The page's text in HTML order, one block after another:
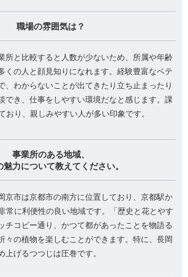
職場の雰囲気は？
所と比較すると人数が少ないため、所属や年齢
くの人と顔見知りになれます。経験豊富なベテ
、わからないことが出てきたり立ち止まったり
でき、仕事をしやすい環境だなと感じます。課
おり、親しみやすい人が多い印象です。
事業所のある地域、
魅力について教えてください。
京市は京都市の南方に位置しており、京都駅か
常に利便性の良い地域です。「歴史と花とやす
チコピー通り、かつて都があったことを物語る
々の植物を楽しむことができます。特に、長岡
上げるつつじは圧巻です。